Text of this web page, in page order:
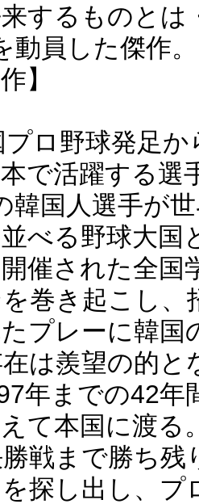
するものとは
動員した傑作
】
ロ野球発足か
で活躍する選
韓国人選手が
べる野球大国
催された全国
巻き起こし
プレーに韓
は羨望の的
年までの42年
て本国に渡る
戦まで勝ち
探し出し、